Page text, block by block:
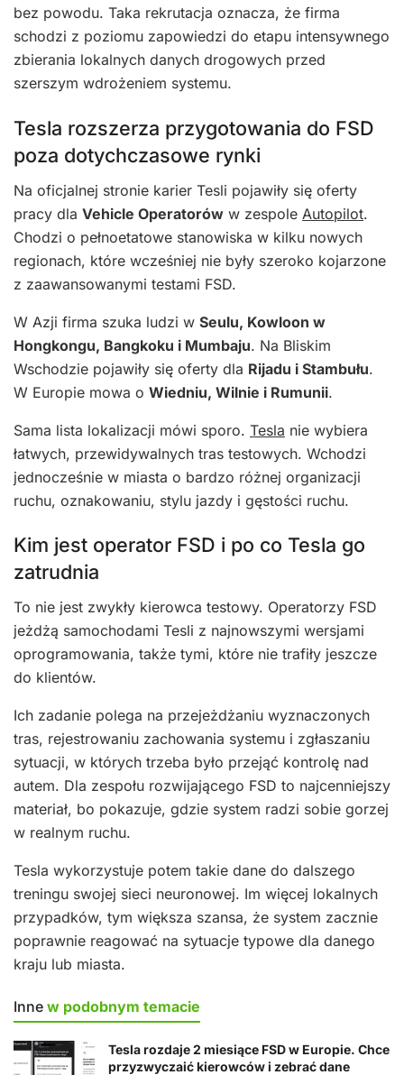
bez powodu. Taka rekrutacja oznacza, że firma
schodzi z poziomu zapowiedzi do etapu intensywnego
zbierania lokalnych danych drogowych przed
szerszym wdrożeniem systemu.
Tesla rozszerza przygotowania do FSD
poza dotychczasowe rynki
Na oficjalnej stronie karier Tesli pojawiły się oferty
pracy dla Vehicle Operatorów w zespole Autopilot.
Chodzi o pełnoetatowe stanowiska w kilku nowych
regionach, które wcześniej nie były szeroko kojarzone
z zaawansowanymi testami FSD.
W Azji firma szuka ludzi w Seulu, Kowloon w
Hongkongu, Bangkoku i Mumbaju. Na Bliskim
Wschodzie pojawiły się oferty dla Rijadu i Stambułu.
W Europie mowa o Wiedniu, Wilnie i Rumunii.
Sama lista lokalizacji mówi sporo. Tesla nie wybiera
łatwych, przewidywalnych tras testowych. Wchodzi
jednocześnie w miasta o bardzo różnej organizacji
ruchu, oznakowaniu, stylu jazdy i gęstości ruchu.
Kim jest operator FSD i po co Tesla go
zatrudnia
To nie jest zwykły kierowca testowy. Operatorzy FSD
jeżdżą samochodami Tesli z najnowszymi wersjami
oprogramowania, także tymi, które nie trafiły jeszcze
do klientów.
Ich zadanie polega na przejeżdżaniu wyznaczonych
tras, rejestrowaniu zachowania systemu i zgłaszaniu
sytuacji, w których trzeba było przejąć kontrolę nad
autem. Dla zespołu rozwijającego FSD to najcenniejszy
materiał, bo pokazuje, gdzie system radzi sobie gorzej
w realnym ruchu.
Tesla wykorzystuje potem takie dane do dalszego
treningu swojej sieci neuronowej. Im więcej lokalnych
przypadków, tym większa szansa, że system zacznie
poprawnie reagować na sytuacje typowe dla danego
kraju lub miasta.
Inne w podobnym temacie
Tesla rozdaje 2 miesiące FSD w Europie. Chce
przyzwyczaić kierowców i zebrać dane